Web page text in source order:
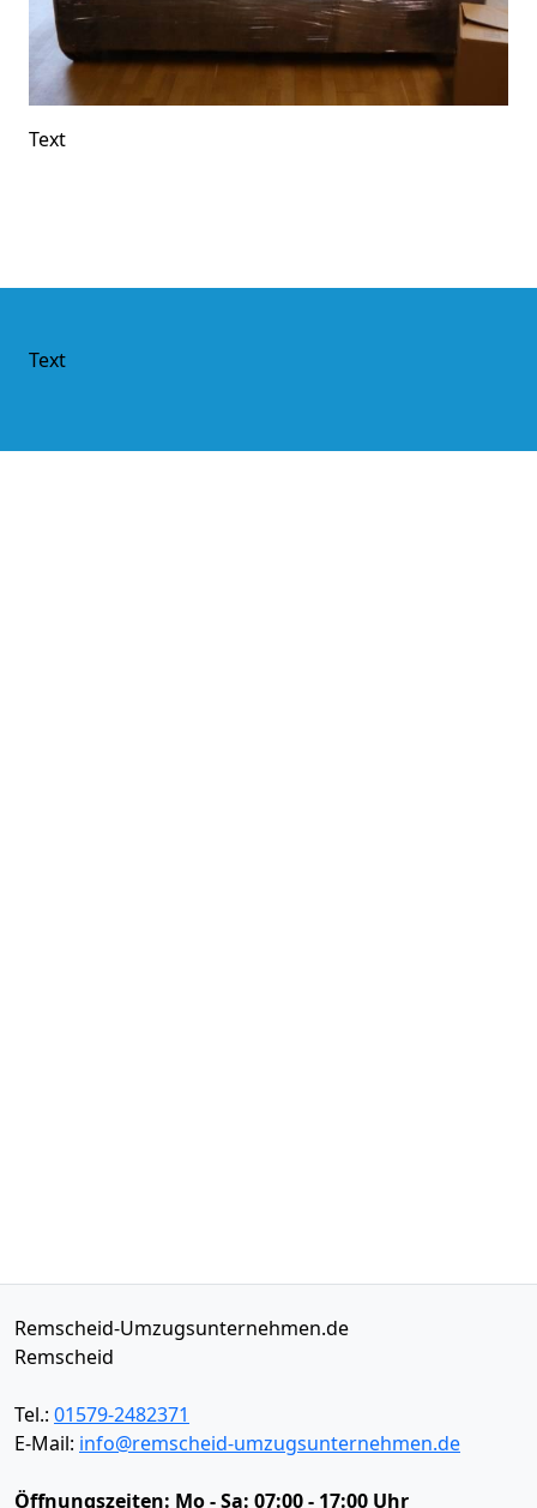
Text
Text
Remscheid-Umzugsunternehmen.de
Remscheid
Tel.: 01579-2482371
E-Mail: info@remscheid-umzugsunternehmen.de
Öffnungszeiten: Mo - Sa: 07:00 - 17:00 Uhr